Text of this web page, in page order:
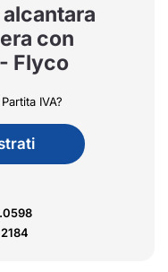
con
Flyco
IVA?